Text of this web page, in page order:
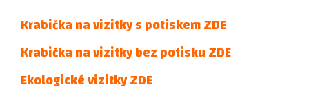
Krabička na vizitky s potiskem ZDE
Krabička na vizitky bez potisku ZDE
Ekologické vizitky ZDE